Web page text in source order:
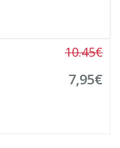
10.45€
7,95€